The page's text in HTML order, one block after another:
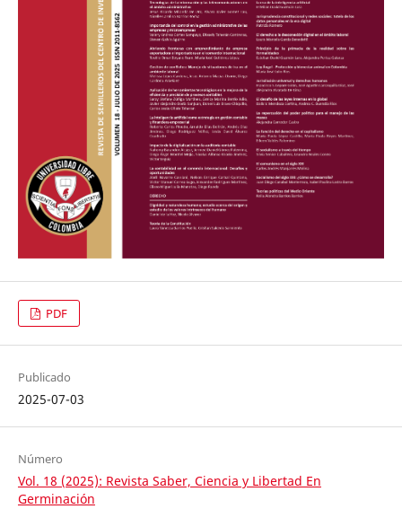
PDF
Publicado
2025-07-03
Número
Vol. 18 (2025): Revista Saber, Ciencia y Libertad En
Germinación